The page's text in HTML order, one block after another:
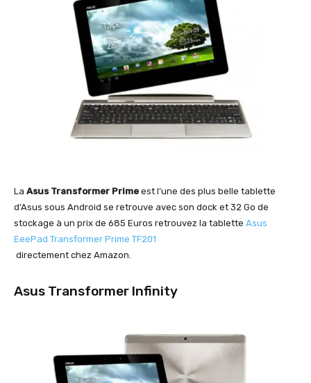
La Asus Transformer Prime est l’une des plus belle tablette
d’Asus sous Android se retrouve avec son dock et 32 Go de
stockage à un prix de 685 Euros retrouvez la tablette Asus
EeePad Transformer Prime TF201
directement chez Amazon.
Asus Transformer Infinity